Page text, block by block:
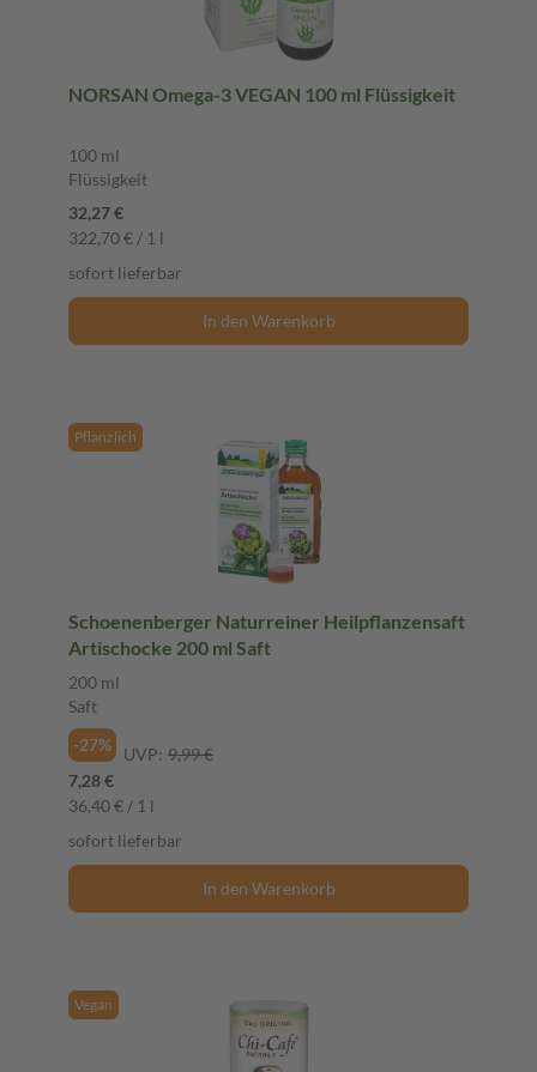
NORSAN Omega-3 VEGAN 100 ml Flüssigkeit
100 ml
Flüssigkeit
32,27 €
322,70 € / 1 l
sofort lieferbar
In den Warenkorb
Pflanzlich
Schoenenberger Naturreiner Heilpflanzensaft
Artischocke 200 ml Saft
200 ml
Saft
-27%
UVP: 9,99 €
7,28 €
36,40 € / 1 l
sofort lieferbar
In den Warenkorb
Vegan